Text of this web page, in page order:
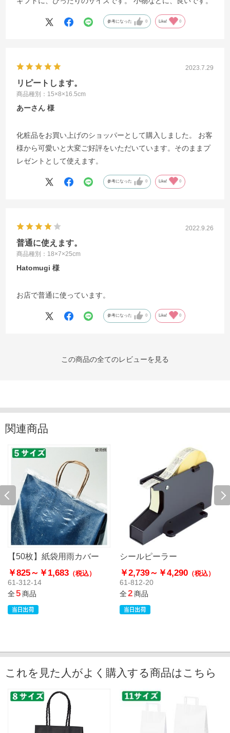
参考になった 0 Like! 0
2023.7.29
リピートします。
商品種別：15×8×16.5cm
あーさん
化粧品をお買い上げのショッパーとして購入しました。 お客
様から可愛いと大変ご好評をいただいています。そのままプ
レゼントとして使えます。
参考になった 0 Like! 0
2022.9.26
普通に使えます。
商品種別：18×7×25cm
Hatomugi
お店で普通に使っています。
参考になった 0 Like! 0
この商品の全てのレビューを見る
関連商品
【50枚】紙袋用雨カバー
￥825～ ￥1,683 （税込）
61-312-14
全5商品
シールピーラー
￥2,739～ ￥4,290 （税込）
61-812-20
全2商品
これを見た人がよく購入する商品はこちら